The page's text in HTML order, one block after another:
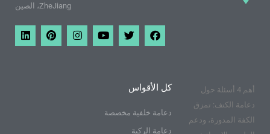
ZheJiang، الصين
ف
ي
س
ك
ت
و
ي
م
و
ق
ا
ن
س
ب
ي
ن
ي
ن
ك
أهم 4 أسئلة حول
دعامة الكتف: تمزق
الكفة المدورة، ودعم
كل الأقواس
دعامة خلفية مخصصة
دعامة الركبة